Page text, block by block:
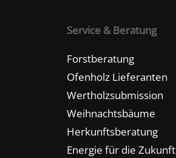
Service & Beratung
Forstberatung
Ofenholz Lieferanten
Wertholzsubmission
Weihnachtsbäume
Herkunftsberatung
Energie für die Zukunft